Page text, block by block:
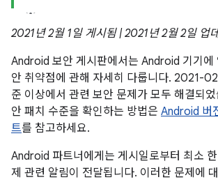
2021년 2월 1일 게시됨 | 2021년 2월 2일 업
Android 보안 게시판에서는 Android 기기에
안 취약점에 관해 자세히 다룹니다. 2021-
준 이상에서 관련 보안 문제가 모두 해결되
안 패치 수준을 확인하는 방법은 Android 버
트를 참고하세요.
Android 파트너에게는 게시일로부터 최소
제 관련 알림이 전달됩니다. 이러한 문제에